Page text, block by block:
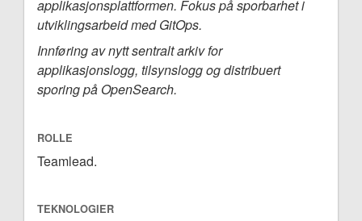
applikasjonsplattformen. Fokus på sporbarhet i
utviklingsarbeid med GitOps.
Innføring av nytt sentralt arkiv for
applikasjonslogg, tilsynslogg og distribuert
sporing på OpenSearch.
ROLLE
Teamlead.
TEKNOLOGIER